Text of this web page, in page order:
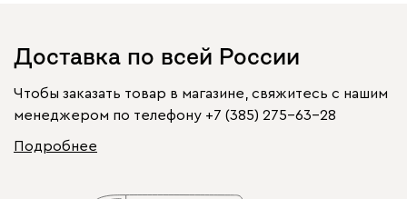
Доставка по всей России
Чтобы заказать товар в магазине, свяжитесь с нашим
менеджером по телефону +7 (385) 275-63-28
Подробнее